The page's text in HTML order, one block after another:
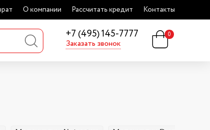
О компании Рассчитать кредит Контакты
+7 (495) 145-7777
Заказать звонок
0